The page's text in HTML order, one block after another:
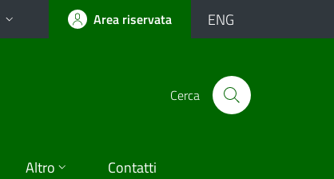
Area riservata ENG
Cerca
Altro Contatti